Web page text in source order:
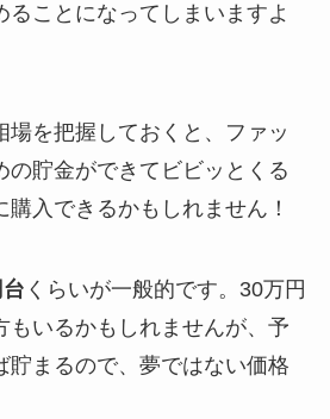
ることになってしまいますよ
場を把握しておくと、ファッ
の貯金ができてビビッとくる
購入できるかもしれません！
くらいが一般的です。30万円
もいるかもしれませんが、予
貯まるので、夢ではない価格